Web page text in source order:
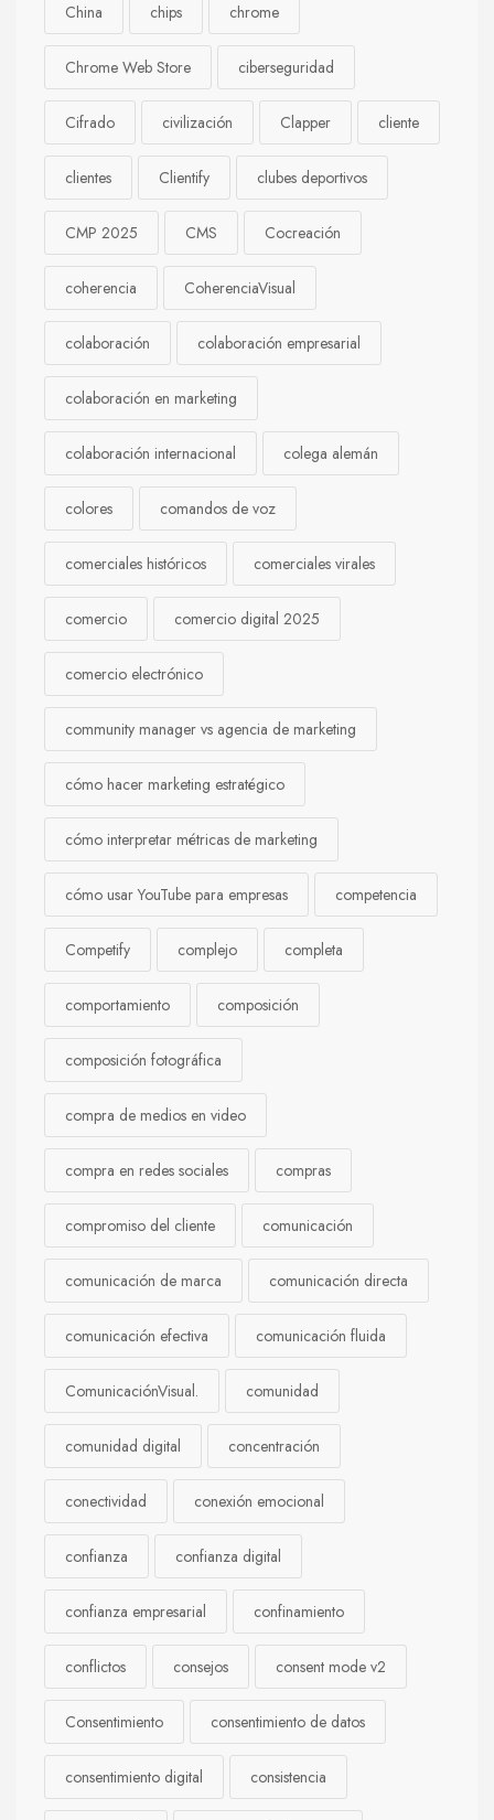
China chips chrome
Chrome Web Store ciberseguridad
Cifrado civilización Clapper cliente
clientes Clientify clubes deportivos
CMP 2025 CMS Cocreación
coherencia CoherenciaVisual
colaboración colaboración empresarial
colaboración en marketing
colaboración internacional colega alemán
colores comandos de voz
comerciales históricos comerciales virales
comercio comercio digital 2025
comercio electrónico
community manager vs agencia de marketing
cómo hacer marketing estratégico
cómo interpretar métricas de marketing
cómo usar YouTube para empresas competencia
Competify complejo completa
comportamiento composición
composición fotográfica
compra de medios en video
compra en redes sociales compras
compromiso del cliente comunicación
comunicación de marca comunicación directa
comunicación efectiva comunicación fluida
ComunicaciónVisual. comunidad
comunidad digital concentración
conectividad conexión emocional
confianza confianza digital
confianza empresarial confinamiento
conflictos consejos consent mode v2
Consentimiento consentimiento de datos
consentimiento digital consistencia